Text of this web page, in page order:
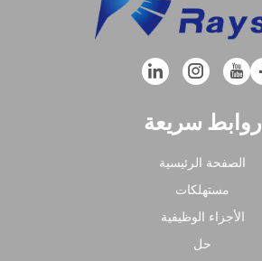
روابط سريعة
الصفحة الرئيسية
مستهلكات
الأجزاء الوظيفية
حل